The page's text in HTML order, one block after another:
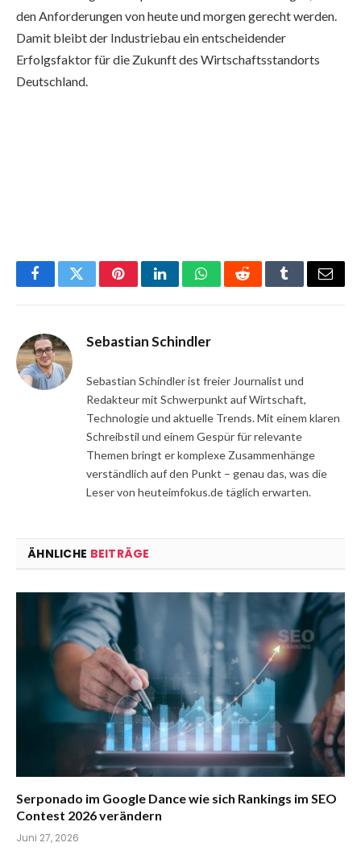
den Anforderungen von heute und morgen gerecht werden.
Damit bleibt der Industriebau ein entscheidender
Erfolgsfaktor für die Zukunft des Wirtschaftsstandorts
Deutschland.
FacebookTwitterPinterestLinkedInWhatsAppRedditTumblrEmail
Sebastian Schindler
Sebastian Schindler ist freier Journalist und
Redakteur mit Schwerpunkt auf Wirtschaft,
Technologie und aktuelle Trends. Mit einem klaren
Schreibstil und einem Gespür für relevante
Themen bringt er komplexe Zusammenhänge
verständlich auf den Punkt – genau das, was die
Leser von heuteimfokus.de täglich erwarten.
ÄHNLICHE BEITRÄGE
Serponado im Google Dance wie sich Rankings im SEO
Contest 2026 verändern
Juni 27, 2026